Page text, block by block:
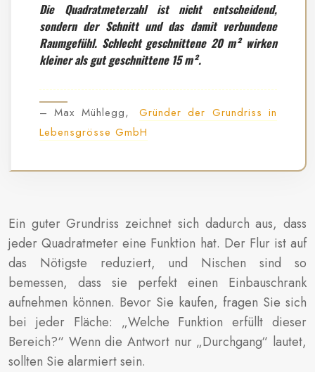
Die Quadratmeterzahl ist nicht entscheidend,
sondern der Schnitt und das damit verbundene
Raumgefühl. Schlecht geschnittene 20 m² wirken
kleiner als gut geschnittene 15 m².
– Max Mühlegg,
Gründer der Grundriss in
Lebensgrösse GmbH
Ein guter Grundriss zeichnet sich dadurch aus, dass
jeder Quadratmeter eine Funktion hat. Der Flur ist auf
das Nötigste reduziert, und Nischen sind so
bemessen, dass sie perfekt einen Einbauschrank
aufnehmen können. Bevor Sie kaufen, fragen Sie sich
bei jeder Fläche: „Welche Funktion erfüllt dieser
Bereich?“ Wenn die Antwort nur „Durchgang“ lautet,
sollten Sie alarmiert sein.